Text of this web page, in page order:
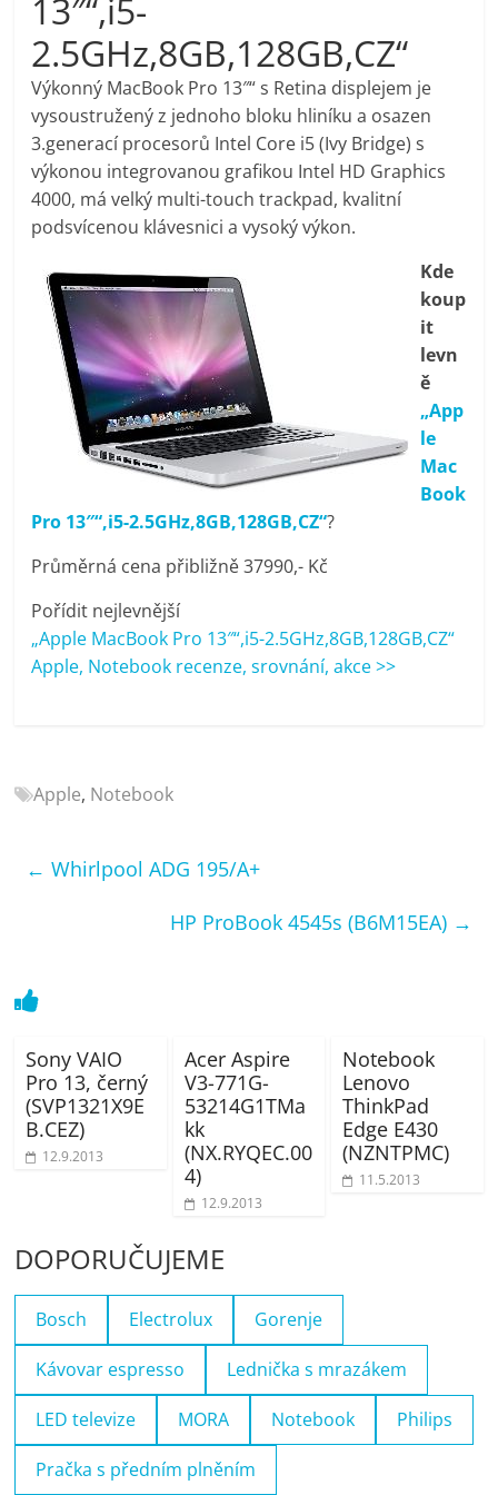
pračky,
televize,
notebooky,
mobilní
telefony,
kávovary,
bazény
porovnání
OK,
pračky,
televize,
notebooky,
13″“,i5-
2.5GHz,8GB,128GB,CZ“
Výkonný MacBook Pro 13″“ s Retina displejem je
vysoustružený z jednoho bloku hliníku a osazen
3.generací procesorů Intel Core i5 (Ivy Bridge) s
výkonou integrovanou grafikou Intel HD Graphics
4000, má velký multi-touch trackpad, kvalitní
podsvícenou klávesnici a vysoký výkon.
Kde
koup
it
levn
ě
„App
le
Mac
Book
Pro 13″“,i5-2.5GHz,8GB,128GB,CZ“?
Průměrná cena přibližně 37990,- Kč
Pořídit nejlevnější
„Apple MacBook Pro 13″“,i5-2.5GHz,8GB,128GB,CZ“
Apple, Notebook recenze, srovnání, akce >>
Apple, Notebook
← Whirlpool ADG 195/A+
HP ProBook 4545s (B6M15EA) →
Sony VAIO
Pro 13, černý
(SVP1321X9E
B.CEZ)
12.9.2013
Acer Aspire
V3-771G-
53214G1TMa
kk
(NX.RYQEC.00
4)
12.9.2013
Notebook
Lenovo
ThinkPad
Edge E430
(NZNTPMC)
11.5.2013
DOPORUČUJEME
Bosch Electrolux Gorenje
Kávovar espresso Lednička s mrazákem
LED televize MORA Notebook Philips
Pračka s předním plněním